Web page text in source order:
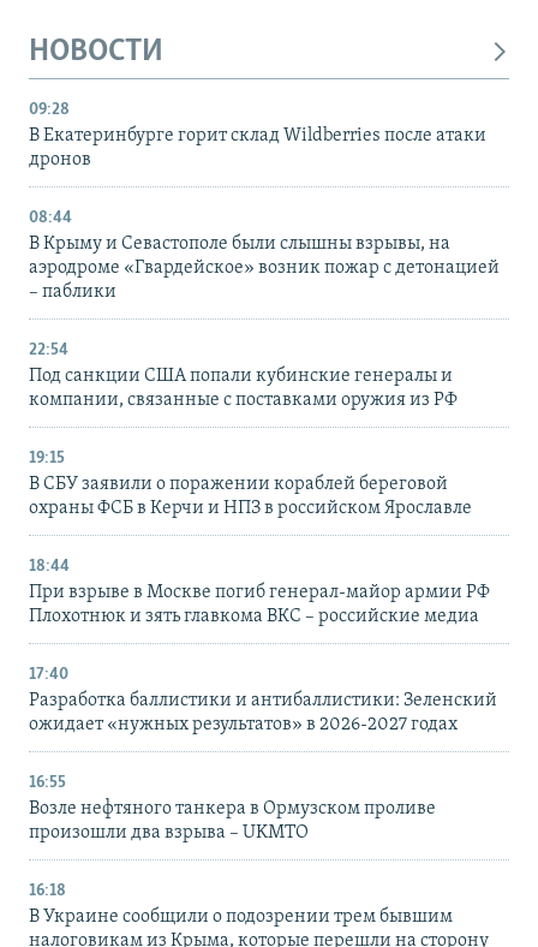
НОВОСТИ
09:28
В Екатеринбурге горит склад Wildberries после атаки
дронов
08:44
В Крыму и Севастополе были слышны взрывы, на
аэродроме «Гвардейское» возник пожар с детонацией
– паблики
22:54
Под санкции США попали кубинские генералы и
компании, связанные с поставками оружия из РФ
19:15
В СБУ заявили о поражении кораблей береговой
охраны ФСБ в Керчи и НПЗ в российском Ярославле
18:44
При взрыве в Москве погиб генерал-майор армии РФ
Плохотнюк и зять главкома ВКС – российские медиа
17:40
Разработка баллистики и антибаллистики: Зеленский
ожидает «нужных результатов» в 2026-2027 годах
16:55
Возле нефтяного танкера в Ормузском проливе
произошли два взрыва – UKMTO
16:18
В Украине сообщили о подозрении трем бывшим
налоговикам из Крыма, которые перешли на сторону